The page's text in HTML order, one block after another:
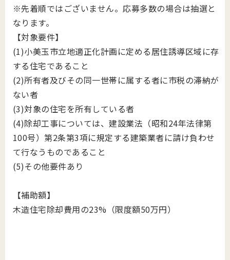
※先着順ではございません。応募多数の場合は抽選と
なります。
【対象要件】
(1)小美玉市立地適正化計画に定める居住誘導区域に存
する住宅であること
(2)所有者及びその同一世帯に属する者に市税の滞納が
ない者
(3)対象の住宅を所有している者
(4)除却工事については、建設業法（昭和24年法律第
100号）第2条第3項に規定する建築業者に請け負わせ
て行なうものであること
(5)その他要件あり
【補助額】
木造住宅除却費用の23%（限度額50万円）